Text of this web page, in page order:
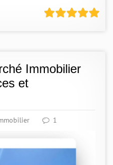
Immobilier
et
1